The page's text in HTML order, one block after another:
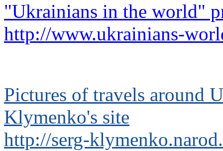
"Ukrainians in the world"
http://www.ukrainians-
Pictures of travels around
Klymenko's site
http://serg-